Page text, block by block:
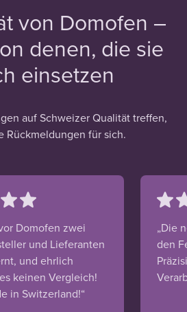
von Domofen –
denen, die sie
einsetzen
auf Schweizer Qualität treffen,
Rückmeldungen für sich.
Domofen zwei
und Lieferanten
und ehrlich
keinen Vergleich!
in Switzerland!“
„Die
den